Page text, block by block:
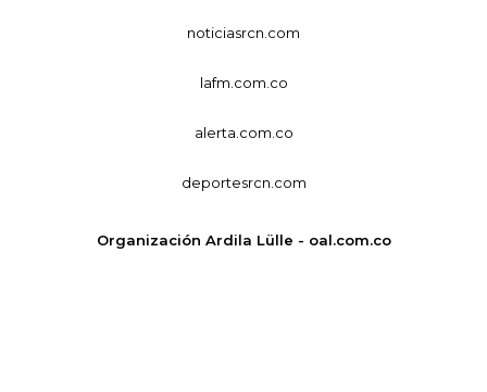
noticiasrcn.com
lafm.com.co
alerta.com.co
deportesrcn.com
Organización Ardila Lülle - oal.com.co